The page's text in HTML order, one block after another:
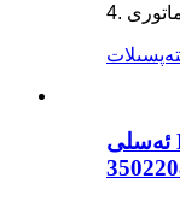
تەپسىلات
ئەسلى BOSCH ئورتاق تۆمۈر يول